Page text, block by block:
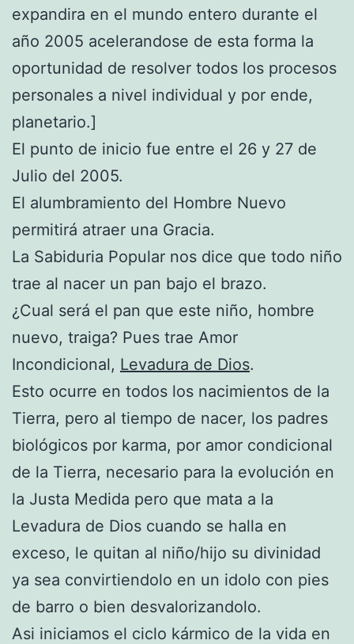
expandira en el mundo entero durante el
año 2005 acelerandose de esta forma la
oportunidad de resolver todos los procesos
personales a nivel individual y por ende,
planetario.]
El punto de inicio fue entre el 26 y 27 de
Julio del 2005.
El alumbramiento del Hombre Nuevo
permitirá atraer una Gracia.
La Sabiduria Popular nos dice que todo niño
trae al nacer un pan bajo el brazo.
¿Cual será el pan que este niño, hombre
nuevo, traiga? Pues trae Amor
Incondicional, Levadura de Dios.
Esto ocurre en todos los nacimientos de la
Tierra, pero al tiempo de nacer, los padres
biológicos por karma, por amor condicional
de la Tierra, necesario para la evolución en
la Justa Medida pero que mata a la
Levadura de Dios cuando se halla en
exceso, le quitan al niño/hijo su divinidad
ya sea convirtiendolo en un idolo con pies
de barro o bien desvalorizandolo.
Asi iniciamos el ciclo kármico de la vida en